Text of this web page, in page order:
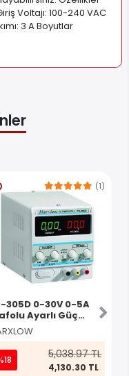
Voltajı: 100-240 VAC
3 A Boyutlar
305D 0-30V 0-5A
Ayarlı Güç
(1)
5,038.97 TL
4,130.30 TL